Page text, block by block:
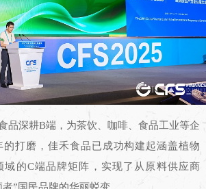
品深耕B端，为茶饮、咖啡、食品工业等企
的打磨，佳禾食品已成功构建起涵盖植物
域的C端品牌矩阵，实现了从原料供应商
”国民品牌的华丽蜕变。